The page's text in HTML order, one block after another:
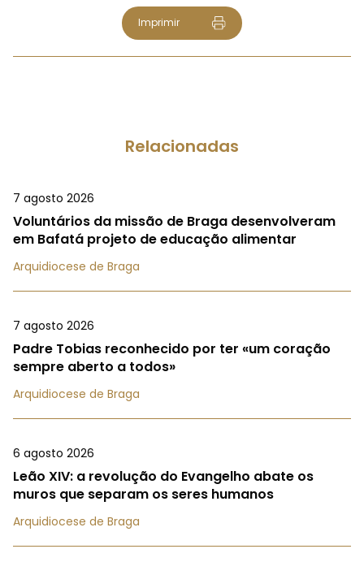
Imprimir
Relacionadas
7 agosto 2026
Voluntários da missão de Braga desenvolveram
em Bafatá projeto de educação alimentar
Arquidiocese de Braga
7 agosto 2026
Padre Tobias reconhecido por ter «um coração
sempre aberto a todos»
Arquidiocese de Braga
6 agosto 2026
Leão XIV: a revolução do Evangelho abate os
muros que separam os seres humanos
Arquidiocese de Braga